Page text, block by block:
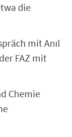
die
mit Anıl
FAZ mit
Chemie